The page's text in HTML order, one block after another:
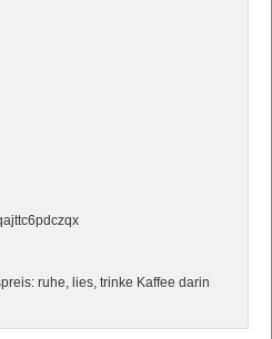
ruhe, lies, trinke Kaffee darin